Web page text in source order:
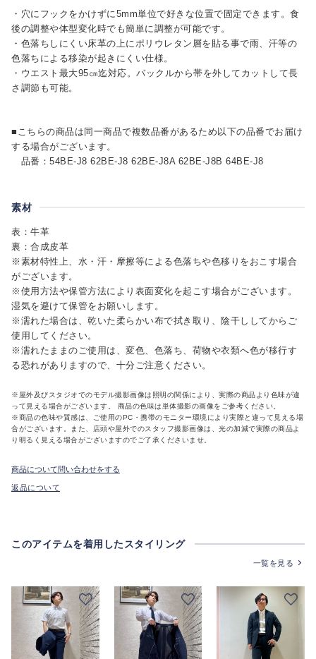
・穴にフックをかけずに5mm単位で好きな位置で固定できます。食
後の調整や体型変化時でも簡単に調整が可能です。
・色落ちしにくい床革の上にポリウレタン層を貼る事で雨、汗等の
色落ちによる移染が起きにくい仕様。
・ウエスト最大95㎝迄対応。バックルから帯を外してカットして長
さ調節も可能。
■こちらの商品は同一商品で複数品番があるため以下の品番でお届け
する場合がございます。
品番：54BE-J8 62BE-J8 62BE-J8A 62BE-J8B 64BE-J8
素材
表：牛革
裏：合成皮革
※素材特性上、水・汗・摩擦等による色落ちや色移りをおこす場合
がございます。
※使用方法や保管方法により表面変化を起こす場合がございます。
湿気を避けて保管をお願いします。
※濡れた場合は、乾いた柔らかい布で拭き取り、陰干ししてからご
使用してください。
※濡れたままのご使用は、変色、色落ち、荷物や衣類へ色が移行す
る恐れがありますので、十分ご注意ください。
※屋外及びスタジオでのモデル撮影画像は照明の関係により、実際の商品より色味が違
って見える場合がございます。 商品の色味は単体撮影の画像をご参考ください。
※商品の色味や質感は、ご使用のPC・携帯のモニター環境により実際と違って見える場
合がございます。また、店頭や屋外でのスタッフ撮影画像は、光の加減で実際の商品よ
り明るく見える場合がございますのでご了承くださいませ。
商品について問い合わせをする
返品について
このアイテムを着用したスタイリング
一覧を見る